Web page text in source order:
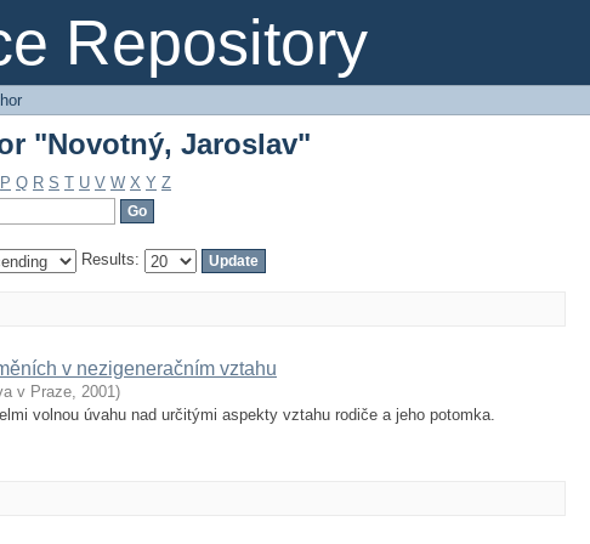
Repository
"Novotný, Jaroslav"
"Novotný, Jaroslav"
P Q R S T U V W X Y Z
Results:
v nezigeneračním vztahu
v Praze, 2001)
volnou úvahu nad určitými aspekty vztahu rodiče a jeho potomka.